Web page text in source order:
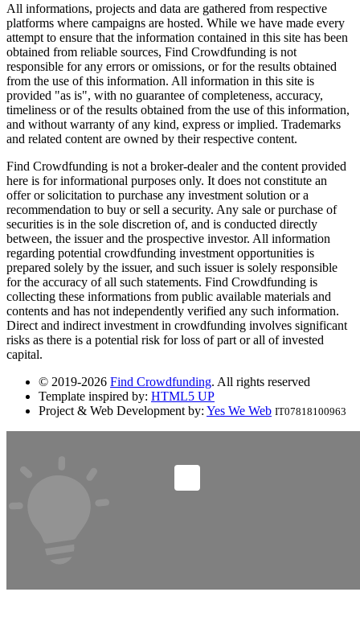
All informations, projects and data are gathered from respective
platforms where campaigns are hosted. While we have made every
attempt to ensure that the information contained in this site has been
obtained from reliable sources, Find Crowdfunding is not
responsible for any errors or omissions, or for the results obtained
from the use of this information. All information in this site is
provided "as is", with no guarantee of completeness, accuracy,
timeliness or of the results obtained from the use of this information,
and without warranty of any kind, express or implied. Trademarks
and related content are owned by their respective content.
Find Crowdfunding is not a broker-dealer and the content provided
here is for informational purposes only. It does not constitute an
offer or solicitation to purchase any investment solution or a
recommendation to buy or sell a security. Any sale or purchase of
securities is in the sole discretion of, and is conducted directly
between, the issuer and the prospective investor. All information
regarding potential crowdfunding investment opportunities is
prepared solely by the issuer, and such issuer is solely responsible
for the accuracy of all such statements. Find Crowdfunding is
collecting these informations from public available materials and
contents and has not independently verified any such information.
Direct and indirect investment in crowdfunding involves significant
risks as there is a potential risk for loss of part or all of invested
capital.
© 2019-2026 Find Crowdfunding. All rights reserved
Template inspired by: HTML5 UP
Project & Web Development by: Yes We Web IT07818100963